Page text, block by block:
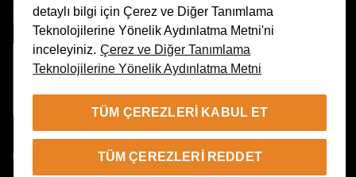
detaylı bilgi için Çerez ve Diğer Tanımlama
Teknolojilerine Yönelik Aydınlatma Metni'ni
inceleyiniz. Çerez ve Diğer Tanımlama
Teknolojilerine Yönelik Aydınlatma Metni
TÜM ÇEREZLERI KABUL ET
TÜM ÇEREZLERI REDDET